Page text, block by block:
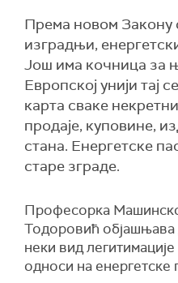
Према новом Закону
изградњи,
Још има кочница за
Европској унији тај
карта сваке
продаје, куповине,
стана. Енергетске
старе зграде.
Професорка
Тодоровић објашњава
неки вид легитимације
односи на енергетске